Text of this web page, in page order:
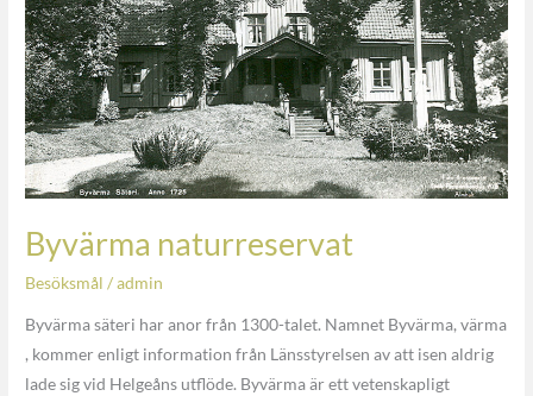
Byvärma naturreservat
Besöksmål /admin
Byvärma säteri har anor från 1300-talet. Namnet Byvärma, värma
, kommer enligt information från Länsstyrelsen av att isen aldrig
lade sig vid Helgeåns utflöde. Byvärma är ett vetenskapligt